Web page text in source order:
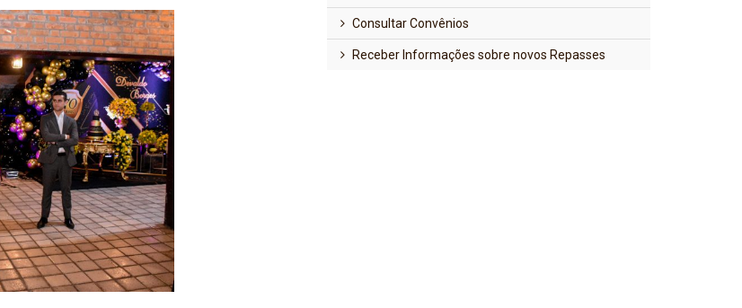
Consultar Convênios
Receber Informações sobre novos Repasses